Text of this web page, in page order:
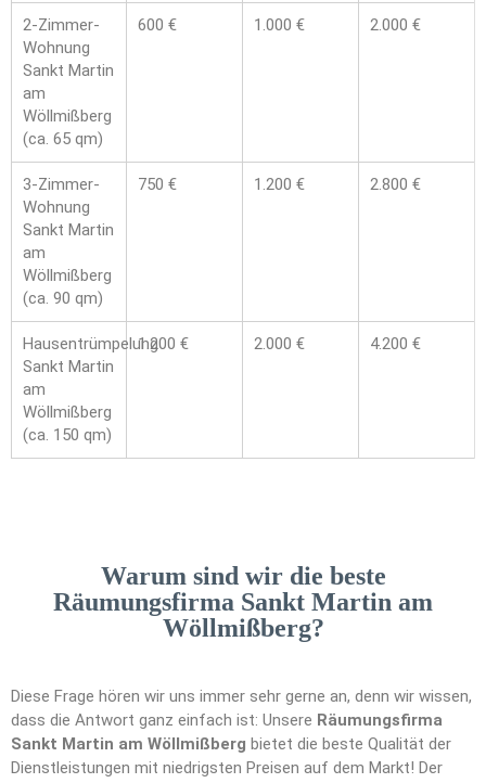
2-Zimmer-
Wohnung
Sankt Martin
am
Wöllmißberg
(ca. 65 qm)
600 € 1.000 € 2.000 €
3-Zimmer-
Wohnung
Sankt Martin
am
Wöllmißberg
(ca. 90 qm)
750 € 1.200 € 2.800 €
Hausentrümpelung
Sankt Martin
am
Wöllmißberg
(ca. 150 qm)
1.200 € 2.000 € 4.200 €
Warum sind wir die beste
Räumungsfirma Sankt Martin am
Wöllmißberg?
Diese Frage hören wir uns immer sehr gerne an, denn wir wissen,
dass die Antwort ganz einfach ist: Unsere Räumungsfirma
Sankt Martin am Wöllmißberg bietet die beste Qualität der
Dienstleistungen mit niedrigsten Preisen auf dem Markt! Der